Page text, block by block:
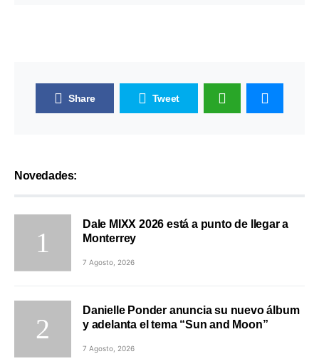
Share Tweet
Novedades:
Dale MIXX 2026 está a punto de llegar a
Monterrey
7 Agosto, 2026
Danielle Ponder anuncia su nuevo álbum
y adelanta el tema “Sun and Moon”
7 Agosto, 2026